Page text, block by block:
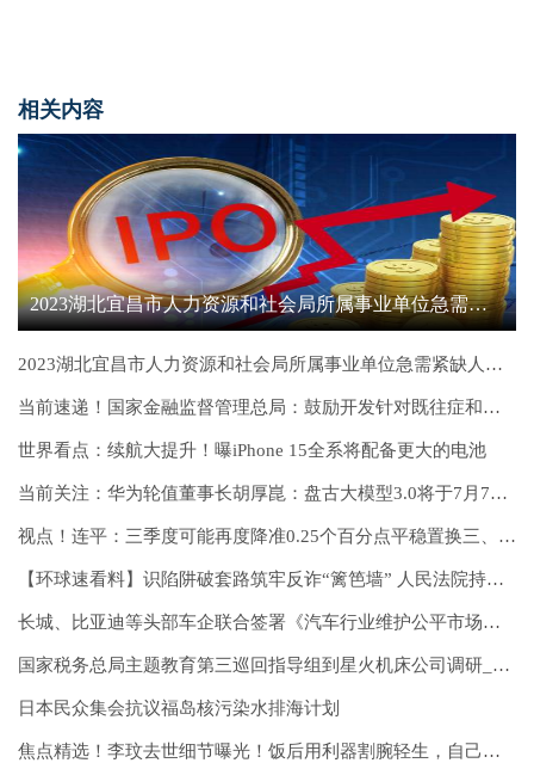
相关内容
2023湖北宜昌市人力资源和社会局所属事业单位急需紧缺人才引进第一轮面试成绩公告
2023湖北宜昌市人力资源和社会局所属事业单位急需紧缺人才引进第一轮面试成绩公告
当前速递！国家金融监督管理总局：鼓励开发针对既往症和老年人等人群的产品
世界看点：续航大提升！曝iPhone 15全系将配备更大的电池
当前关注：华为轮值董事长胡厚崑：盘古大模型3.0将于7月7日发布
视点！连平：三季度可能再度降准0.25个百分点平稳置换三、四季度到期MLF
【环球速看料】识陷阱破套路筑牢反诈“篱笆墙” 人民法院持续发力惩治电信网络诈骗犯罪
长城、比亚迪等头部车企联合签署《汽车行业维护公平市场秩序承诺书》
国家税务总局主题教育第三巡回指导组到星火机床公司调研_微速讯
日本民众集会抗议福岛核污染水排海计划
焦点精选！李玟去世细节曝光！饭后用利器割腕轻生，自己冲出浴室求救